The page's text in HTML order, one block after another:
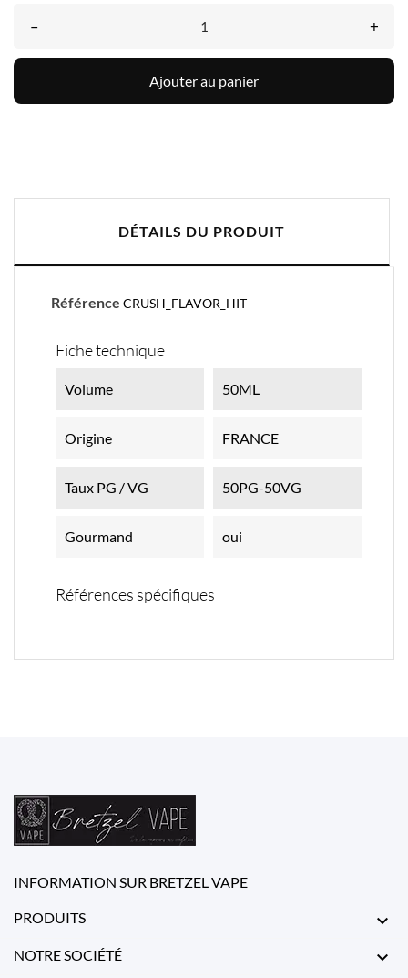
– +
Ajouter au panier
DÉTAILS DU PRODUIT
Référence CRUSH_FLAVOR_HIT
Fiche technique
Volume 50ML
Origine FRANCE
Taux PG / VG 50PG-50VG
Gourmand oui
Références spécifiques
INFORMATION SUR BRETZEL VAPE
PRODUITS 
NOTRE SOCIÉTÉ 